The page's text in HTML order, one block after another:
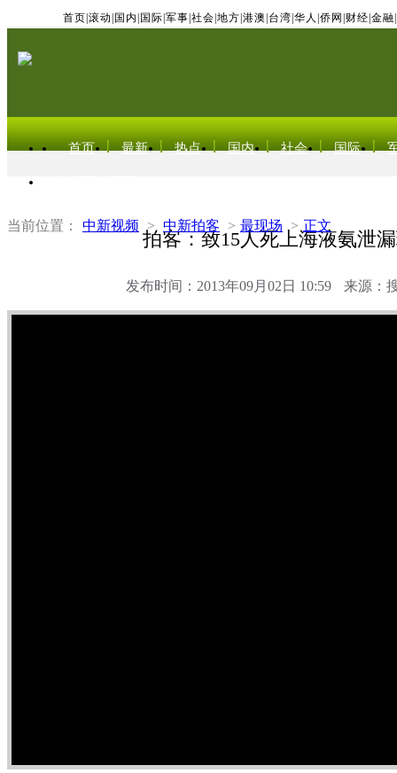
首页 滚动 国内 国际 军事 社会 地方 港澳 台湾 华人 侨网 财经 金融
首页 最新 热点 国内 社会 国际
当前位置： 中新视频 > 中新拍客 > 最现场 > 正文
拍客：致15人死上海液氨泄
发布时间：2013年09月02日 10:59 来源：